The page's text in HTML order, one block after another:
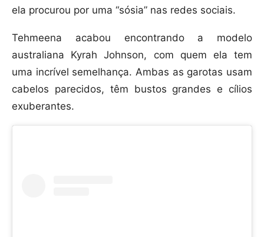
ela procurou por uma “sósia” nas redes sociais.
Tehmeena acabou encontrando a modelo
australiana Kyrah Johnson, com quem ela tem
uma incrível semelhança. Ambas as garotas usam
cabelos parecidos, têm bustos grandes e cílios
exuberantes.